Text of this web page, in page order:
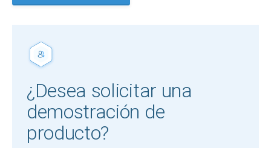
¿Desea solicitar una
demostración de
producto?